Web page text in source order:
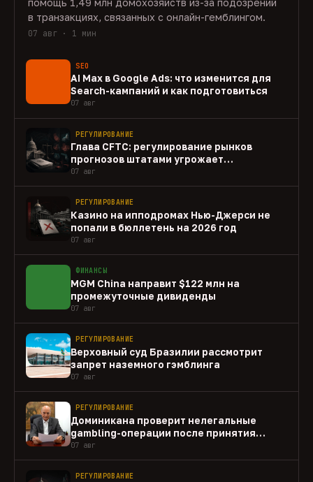
в транзакциях, связанных с онлайн-гемблингом.
07 авг · 1 мин
SEO
AI Max в Google Ads: что изменится для
Search-кампаний и как подготовиться
07 авг
РЕГУЛИРОВАНИЕ
Глава CFTC: регулирование рынков
прогнозов штатами угрожает
федеральному рынку
07 авг
РЕГУЛИРОВАНИЕ
Казино на ипподромах Нью-Джерси не
попали в бюллетень на 2026 год
07 авг
ФИНАНСЫ
MGM China направит $122 млн на
промежуточные дивиденды
07 авг
РЕГУЛИРОВАНИЕ
Верховный суд Бразилии рассмотрит
запрет наземного гэмблинга
07 авг
РЕГУЛИРОВАНИЕ
Доминикана проверит нелегальные
gambling-операции после принятия
закона
07 авг
РЕГУЛИРОВАНИЕ